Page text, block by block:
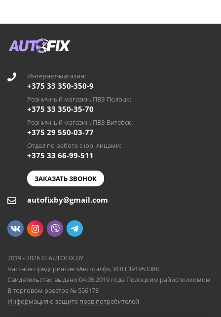
Интернет-магазин:
+375 33 350-350-9
Розничный магазин, ПВЗ Полоцк:
+375 33 350-35-70
Розничный магазин, ПВЗ Витебск:
+375 29 550-03-77
Отдел по работе с юр. лицами:
+375 33 66-99-511
ЗАКАЗАТЬ ЗВОНОК
autofixby@gmail.com
2019 - 2026 © AUTOFIX.BY
Частное предприятие «Автосэлф», УНП 391953388
Свидетельство выдано 04.05.2019 года Полоцким райисполкомом
В торговом реестре № 556173
Информация о защите прав потребителей